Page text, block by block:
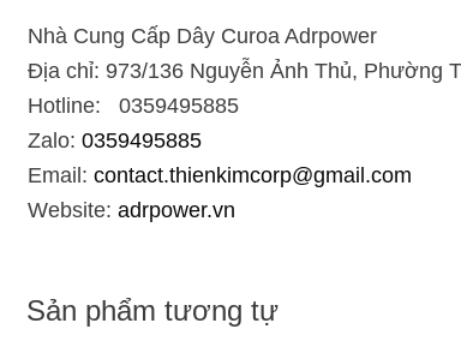
Nhà Cung Cấp Dây Curoa Adrpower
Địa chỉ: 973/136 Nguyễn Ảnh Thủ, Phường
Hotline: 0359495885
Zalo: 0359495885
Email: contact.thienkimcorp@gmail.com
Website: adrpower.vn
Sản phẩm tương tự